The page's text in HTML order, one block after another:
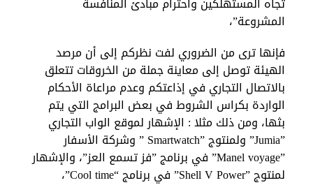
المشروعة”،
فإنها ترى من الضروري لفت نظركم إلى أن مرصد
الهيئة توصل إلى معاينة جملة من الخروقات تتعلق
بالاتصال التجاري في إذاعتكم وعدم مراعاة الأحكام
الواردة بكراس الشروط في بعض البرامج التي يتم
بثها، ومن ذلك مثلا : الإشهار لموقع الواب التجاري
”Jumia” ولمنتوج ”Smartwatch ” وشركة الأسفار
”Manel voyage” في برنامج ”فز تسمع العز”، والإشهار
لمنتوج ”Shell V Power” في برنامج “Cool time”،